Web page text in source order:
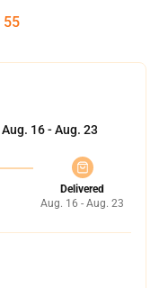
54
Aug. 16 - Aug. 23
Delivered
Aug. 16 - Aug. 23